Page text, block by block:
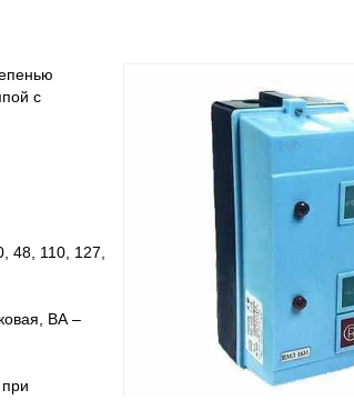
c
48, 110, 127,
ВА –